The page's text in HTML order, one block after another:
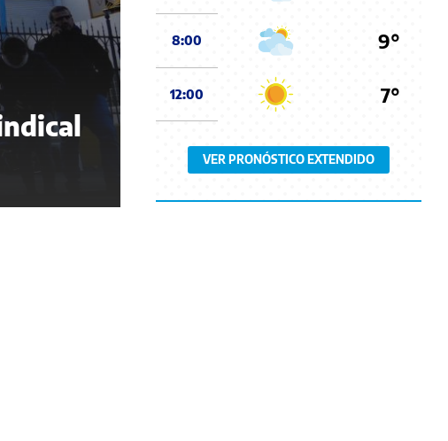
8:00 9°
12:00 7°
VER PRONÓSTICO EXTENDIDO